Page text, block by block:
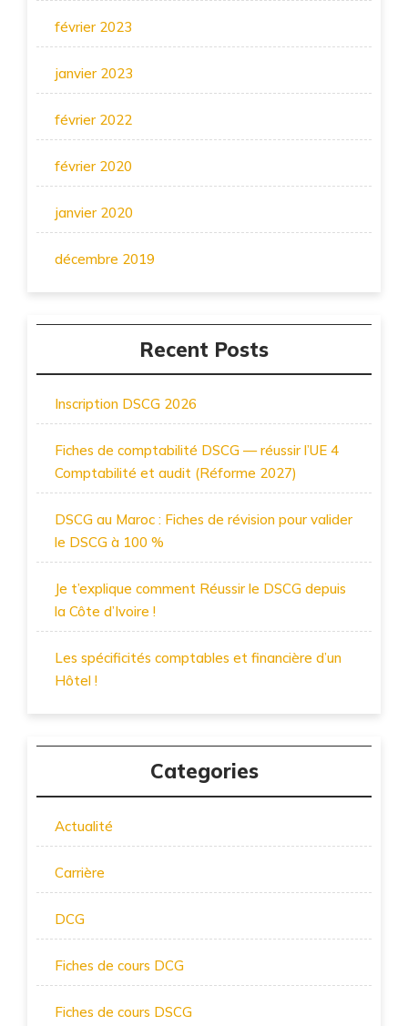
février 2023
janvier 2023
février 2022
février 2020
janvier 2020
décembre 2019
Recent Posts
Inscription DSCG 2026
Fiches de comptabilité DSCG — réussir l’UE 4
Comptabilité et audit (Réforme 2027)
DSCG au Maroc : Fiches de révision pour valider
le DSCG à 100 %
Je t’explique comment Réussir le DSCG depuis
la Côte d’Ivoire !
Les spécificités comptables et financière d’un
Hôtel !
Categories
Actualité
Carrière
DCG
Fiches de cours DCG
Fiches de cours DSCG